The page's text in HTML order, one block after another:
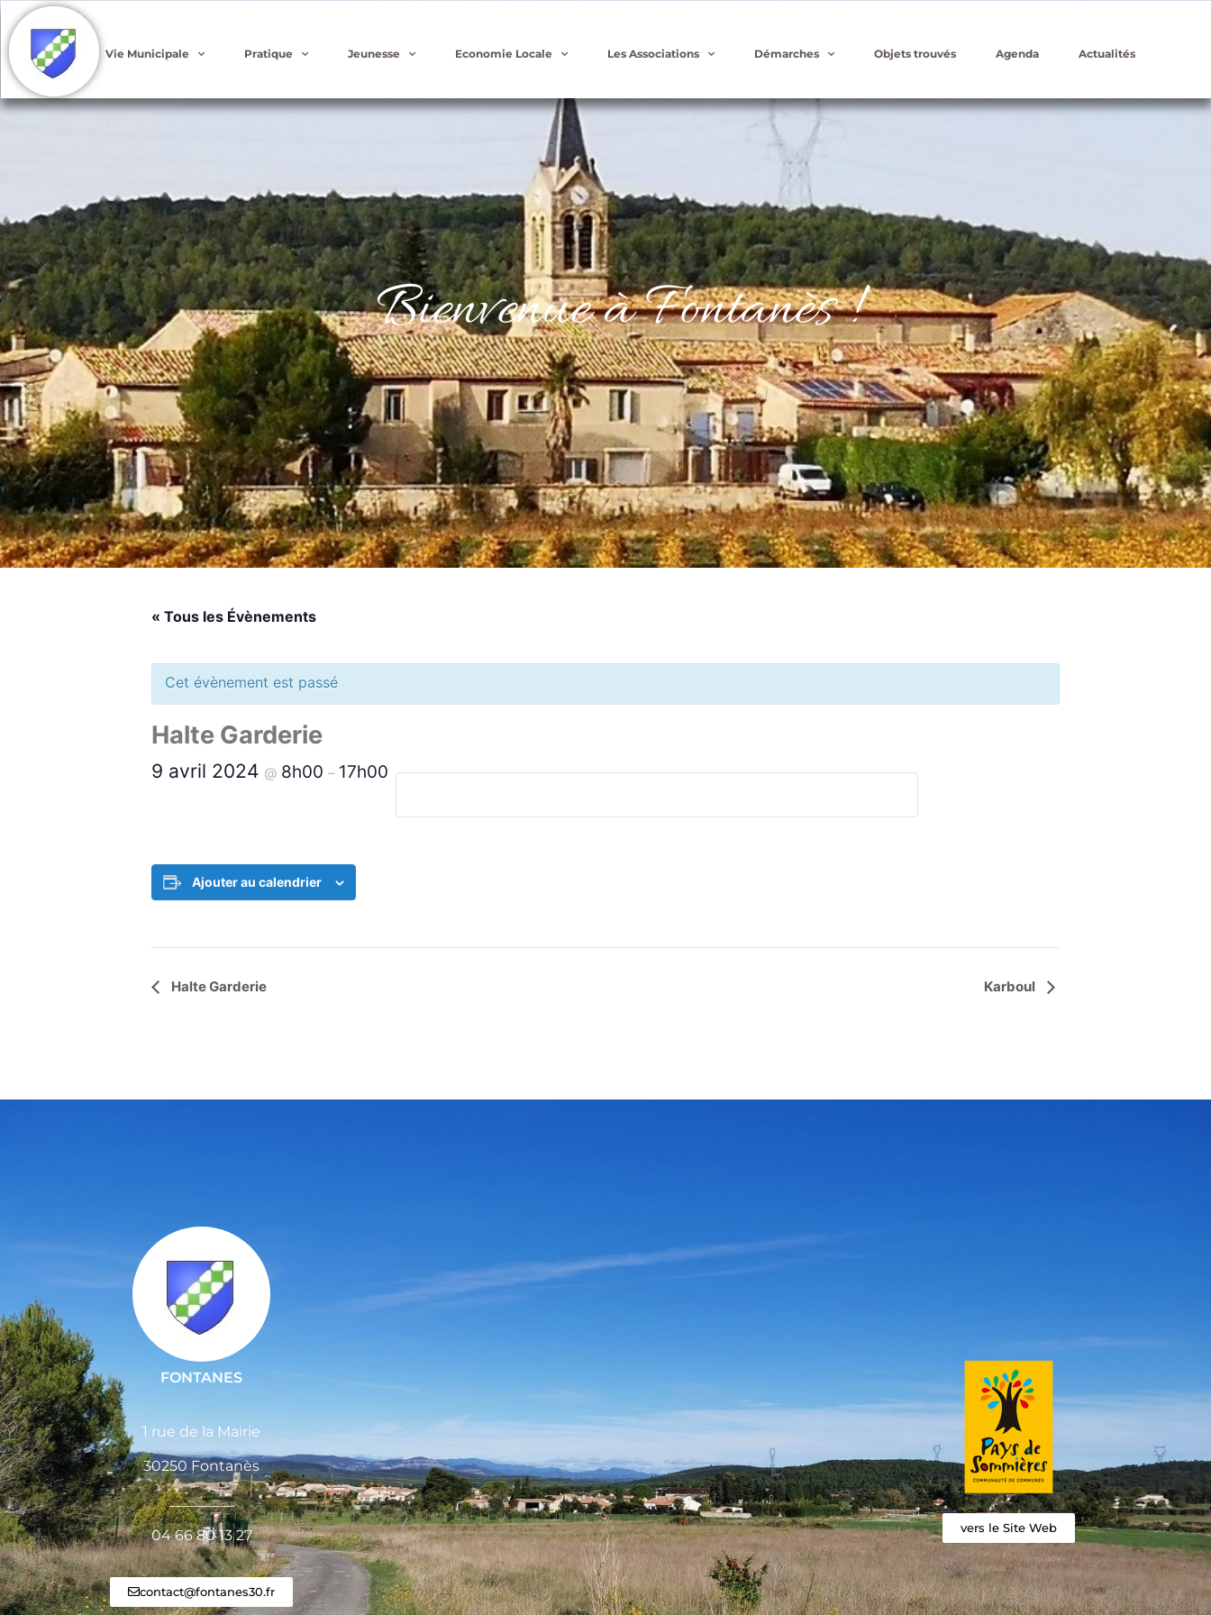
Vie Municipale Pratique Jeunesse Economie Locale Les Associations Démarches Objets trouvés Agenda Actualités
Bienvenue à Fontanès !
« Tous les Évènements
Cet évènement est passé
Halte Garderie
9 avril 2024 @ 8h00 – 17h00
Ajouter au calendrier
Navigation
Halte Garderie Karboul
FONTANES
1 rue de la Mairie
30250 Fontanès
_________
04 66 80 13 27
contact@fontanes30.fr
vers le Site Web